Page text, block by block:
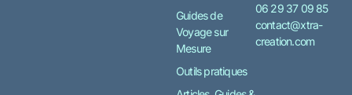
Guides de
Voyage sur
Mesure
Outils pratiques
06 29 37 09 85
contact@xtra-
creation.com